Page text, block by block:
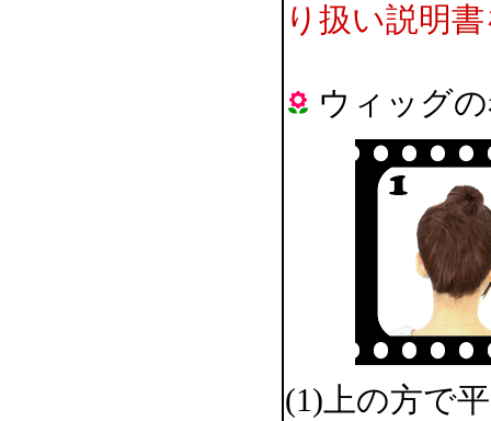
り扱い説明
ウィッグ
(1)上の方で